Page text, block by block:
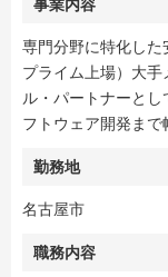
事業内容
専門分野に特化し
プライム上場）大
ル・パートナーと
フトウェア開発まで
勤務地
名古屋市
職務内容